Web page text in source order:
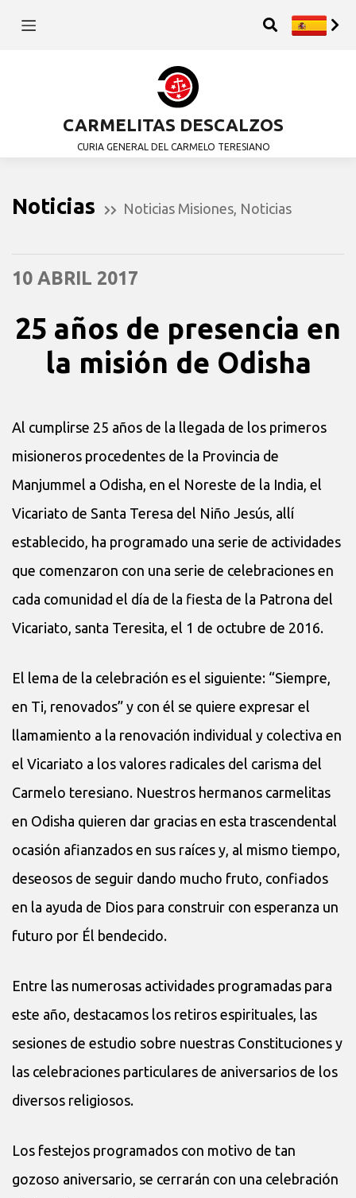
CARMELITAS DESCALZOS
CURIA GENERAL DEL CARMELO TERESIANO
Noticias Noticias Misiones Noticias
10 ABRIL 2017
25 años de presencia en
la misión de Odisha
Al cumplirse 25 años de la llegada de los primeros
misioneros procedentes de la Provincia de
Manjummel a Odisha, en el Noreste de la India, el
Vicariato de Santa Teresa del Niño Jesús, allí
establecido, ha programado una serie de actividades
que comenzaron con una serie de celebraciones en
cada comunidad el día de la fiesta de la Patrona del
Vicariato, santa Teresita, el 1 de octubre de 2016.
El lema de la celebración es el siguiente: “Siempre,
en Ti, renovados” y con él se quiere expresar el
llamamiento a la renovación individual y colectiva en
el Vicariato a los valores radicales del carisma del
Carmelo teresiano. Nuestros hermanos carmelitas
en Odisha quieren dar gracias en esta trascendental
ocasión afianzados en sus raíces y, al mismo tiempo,
deseosos de seguir dando mucho fruto, confiados
en la ayuda de Dios para construir con esperanza un
futuro por Él bendecido.
Entre las numerosas actividades programadas para
este año, destacamos los retiros espirituales, las
sesiones de estudio sobre nuestras Constituciones y
las celebraciones particulares de aniversarios de los
diversos religiosos.
Los festejos programados con motivo de tan
gozoso aniversario, se cerrarán con una celebración